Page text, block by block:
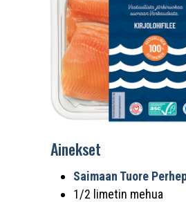
Ainekset
Saimaan Tuore
1/2 limetin mehua